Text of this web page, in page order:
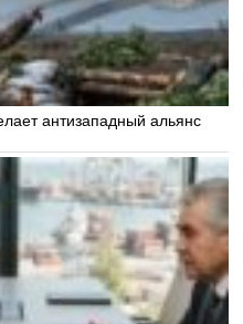
антизападный альянс